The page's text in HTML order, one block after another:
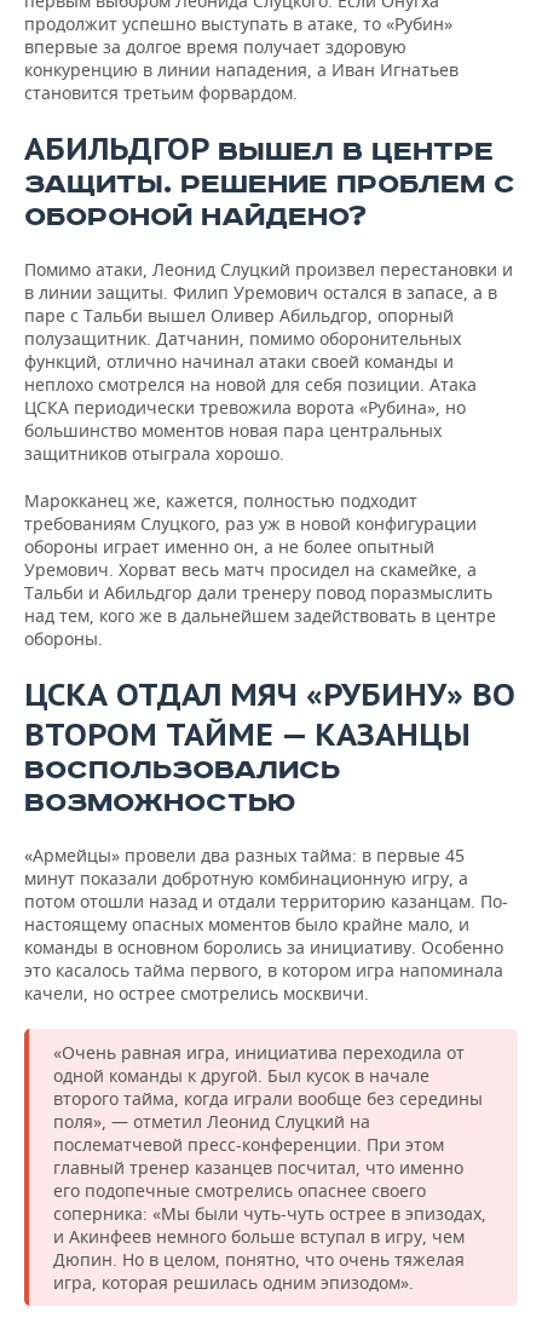
продолжит успешно выступать в атаке, то «Рубин»
впервые за долгое время получает здоровую
конкуренцию в линии нападения, а Иван Игнатьев
становится третьим форвардом.
АБИЛЬДГОР ВЫШЕЛ В ЦЕНТРЕ
ЗАЩИТЫ. РЕШЕНИЕ ПРОБЛЕМ С
ОБОРОНОЙ НАЙДЕНО?
Помимо атаки, Леонид Слуцкий произвел перестановки и
в линии защиты. Филип Уремович остался в запасе, а в
паре с Тальби вышел Оливер Абильдгор, опорный
полузащитник. Датчанин, помимо оборонительных
функций, отлично начинал атаки своей команды и
неплохо смотрелся на новой для себя позиции. Атака
ЦСКА периодически тревожила ворота «Рубина», но
большинство моментов новая пара центральных
защитников отыграла хорошо.
Марокканец же, кажется, полностью подходит
требованиям Слуцкого, раз уж в новой конфигурации
обороны играет именно он, а не более опытный
Уремович. Хорват весь матч просидел на скамейке, а
Тальби и Абильдгор дали тренеру повод поразмыслить
над тем, кого же в дальнейшем задействовать в центре
обороны.
ЦСКА ОТДАЛ МЯЧ «РУБИНУ» ВО
ВТОРОМ ТАЙМЕ — КАЗАНЦЫ
ВОСПОЛЬЗОВАЛИСЬ
ВОЗМОЖНОСТЬЮ
«Армейцы» провели два разных тайма: в первые 45
минут показали добротную комбинационную игру, а
потом отошли назад и отдали территорию казанцам. По-
настоящему опасных моментов было крайне мало, и
команды в основном боролись за инициативу. Особенно
это касалось тайма первого, в котором игра напоминала
качели, но острее смотрелись москвичи.
«Очень равная игра, инициатива переходила от
одной команды к другой. Был кусок в начале
второго тайма, когда играли вообще без середины
поля», — отметил Леонид Слуцкий на
послематчевой пресс-конференции. При этом
главный тренер казанцев посчитал, что именно
его подопечные смотрелись опаснее своего
соперника: «Мы были чуть-чуть острее в эпизодах,
и Акинфеев немного больше вступал в игру, чем
Дюпин. Но в целом, понятно, что очень тяжелая
игра, которая решилась одним эпизодом».